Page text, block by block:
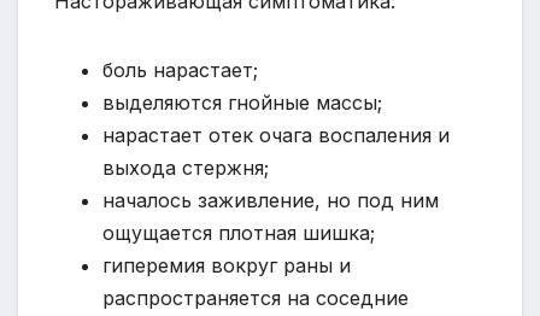
боль нарастает;
выделяются гнойные массы;
нарастает отек очага воспаления и
выхода стержня;
началось заживление, но под ним
ощущается плотная шишка;
гиперемия вокруг раны и
распространяется на соседние